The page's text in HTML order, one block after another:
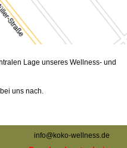
Lage unseres Wellness- und
uns nach.
info@koko-wellness.de